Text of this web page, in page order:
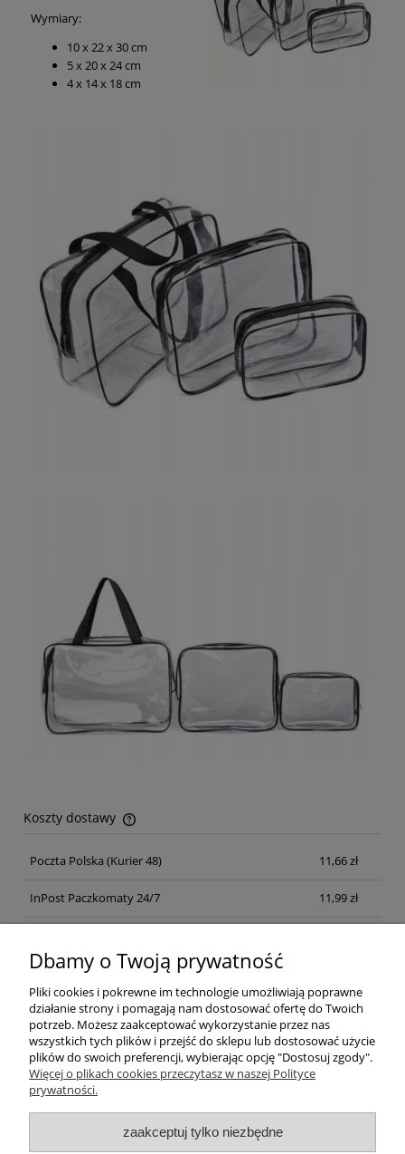
Wymiary:
10 x 22 x 30 cm
5 x 20 x 24 cm
4 x 14 x 18 cm
Koszty dostawy
Cena nie zawiera ewentualnych kosztów płatności
Poczta Polska (Kurier 48) 11,66 zł
InPost Paczkomaty 24/7 11,99 zł
Pomoc
Moje konto
Dbamy o Twoją prywatność
Pliki cookies i pokrewne im technologie umożliwiają poprawne
działanie strony i pomagają nam dostosować ofertę do Twoich
potrzeb. Możesz zaakceptować wykorzystanie przez nas
wszystkich tych plików i przejść do sklepu lub dostosować użycie
plików do swoich preferencji, wybierając opcję "Dostosuj zgody".
Więcej o plikach cookies przeczytasz w naszej Polityce
prywatności.
zaakceptuj tylko niezbędne